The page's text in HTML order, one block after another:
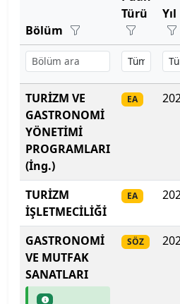
Başkent Üniversitesi
Başkent Üniversitesi
Başkent Üniversitesi
Batman Üniversitesi
Bayburt Üniversitesi
Beykoz Üniversitesi
Bezm-İ Alem Vakıf
Bilecik Şeyh Edebali
Bölüm
Türü
Yıl
TURİZM VE
GASTRONOMİ
YÖNETİMİ
PROGRAMLARI
(İng.)
EA
TURİZM
İŞLETMECİLİĞİ
EA
GASTRONOMİ
VE MUTFAK
SANATLARI
SÖZ